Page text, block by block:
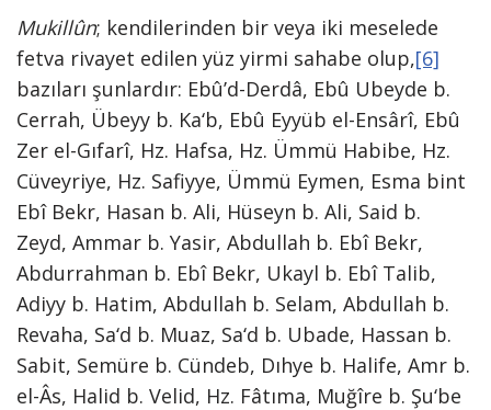
Mukillûn; kendilerinden bir veya iki meselede
fetva rivayet edilen yüz yirmi sahabe olup,[6]
bazıları şunlardır: Ebû’d-Derdâ, Ebû Ubeyde b.
Cerrah, Übeyy b. Ka‘b, Ebû Eyyüb el-Ensârî, Ebû
Zer el-Gıfarî, Hz. Hafsa, Hz. Ümmü Habibe, Hz.
Cüveyriye, Hz. Safiyye, Ümmü Eymen, Esma bint
Ebî Bekr, Hasan b. Ali, Hüseyn b. Ali, Said b.
Zeyd, Ammar b. Yasir, Abdullah b. Ebî Bekr,
Abdurrahman b. Ebî Bekr, Ukayl b. Ebî Talib,
Adiyy b. Hatim, Abdullah b. Selam, Abdullah b.
Revaha, Sa‘d b. Muaz, Sa‘d b. Ubade, Hassan b.
Sabit, Semüre b. Cündeb, Dıhye b. Halife, Amr b.
el-Âs, Halid b. Velid, Hz. Fâtıma, Muğîre b. Şu‘be